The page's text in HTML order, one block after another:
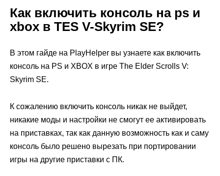
Как включить консоль на ps и
xbox в ТES V-Skyrim SE?
В этом гайде на PlayHelper вы узнаете как включить
консоль на PS и XBOX в игре The Elder Scrolls V:
Skyrim SE.
К сожалению включить консоль никак не выйдет,
никакие моды и настройки не смогут ее активировать
на приставках, так как данную возможность как и саму
консоль было решено вырезать при портировании
игры на другие приставки с ПК.